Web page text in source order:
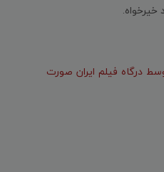
خیرخواه.
درگاه فیلم ایران صورت